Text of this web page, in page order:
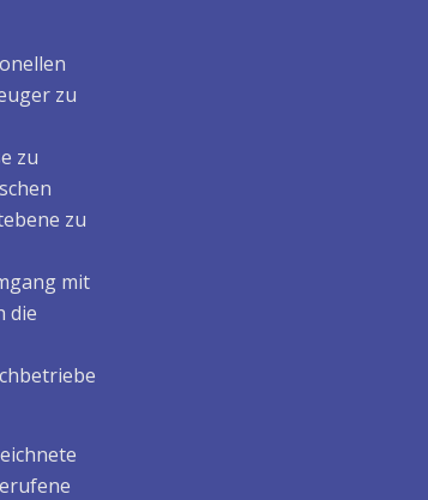
zu
zu
zu
mit
die